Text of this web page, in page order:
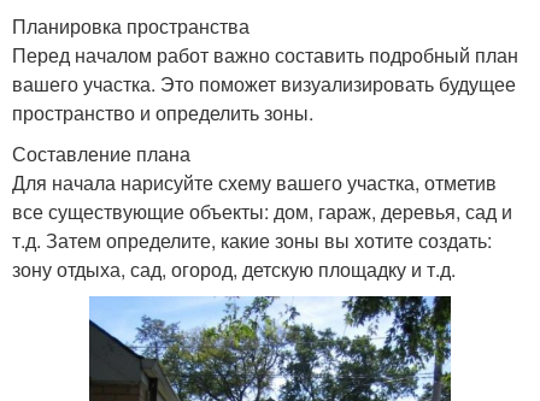
Планировка пространства
Перед началом работ важно составить подробный план
вашего участка. Это поможет визуализировать будущее
пространство и определить зоны.
Составление плана
Для начала нарисуйте схему вашего участка, отметив
все существующие объекты: дом, гараж, деревья, сад и
т.д. Затем определите, какие зоны вы хотите создать:
зону отдыха, сад, огород, детскую площадку и т.д.